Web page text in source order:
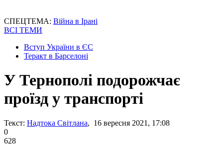
СПЕЦТЕМА: Війна в Ірані
ВСІ ТЕМИ
Вступ України в ЄС
Теракт в Барселоні
У Тернополі подорожчає
проїзд у транспорті
Текст: Надтока Світлана, 16 вересня 2021, 17:08
0
628